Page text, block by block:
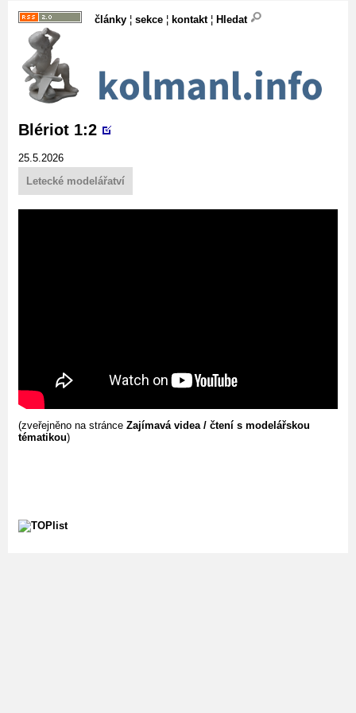
články ¦ sekce ¦ kontakt¦ Hledat
Blériot 1:2
25.5.2026
Letecké modelářatví
(zveřejněno na stránce Zajímavá videa / čtení s modelářskou
tématikou)